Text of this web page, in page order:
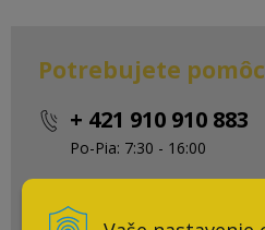
Potrebujete
+ 421 910 910 883
Po-Pia: 7:30 - 16:00
Napíšte nám kedykoľvek